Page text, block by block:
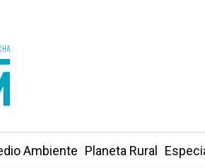
Ambiente Planeta Rural